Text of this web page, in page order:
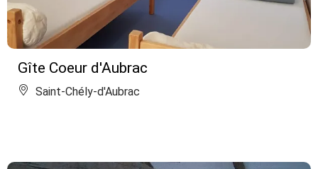
Gîte Coeur d'Aubrac
Saint-Chély-d'Aubrac